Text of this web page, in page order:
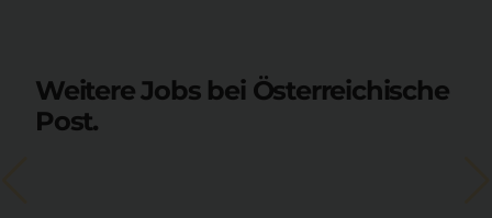
Weitere Jobs bei Österreichische
Post.